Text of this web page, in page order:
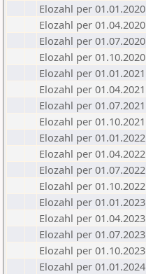
Elozahl per 01.01.2020
Elozahl per 01.04.2020
Elozahl per 01.07.2020
Elozahl per 01.10.2020
Elozahl per 01.01.2021
Elozahl per 01.04.2021
Elozahl per 01.07.2021
Elozahl per 01.10.2021
Elozahl per 01.01.2022
Elozahl per 01.04.2022
Elozahl per 01.07.2022
Elozahl per 01.10.2022
Elozahl per 01.01.2023
Elozahl per 01.04.2023
Elozahl per 01.07.2023
Elozahl per 01.10.2023
Elozahl per 01.01.2024